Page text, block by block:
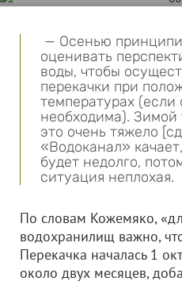
— Осенью
оценивать
воды, чтобы
перекачки при
температурах (если
необходима). Зимой
это очень тяжело
«Водоканал»
будет недолго,
ситуация неплохая.
По словам Кожемяко,
водохранилищ важно,
Перекачка началась 1
около двух месяцев,